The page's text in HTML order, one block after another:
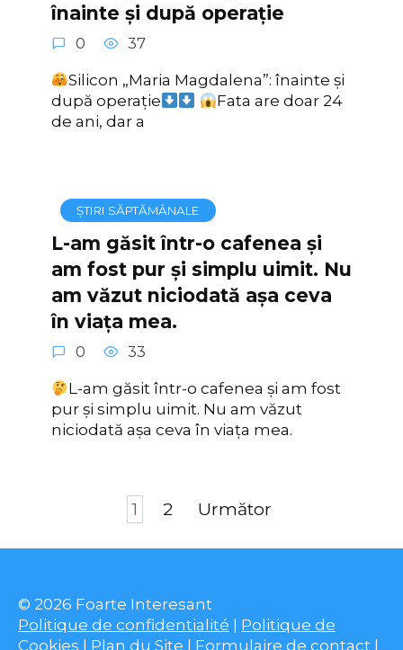
înainte și după operație
0 37
Silicon „Maria Magdalena”: înainte și
după operație
Fata are doar 24
de ani, dar a
ȘTIRI SĂPTĂMÂNALE
L-am găsit într-o cafenea și
am fost pur și simplu uimit. Nu
am văzut niciodată așa ceva
în viața mea.
0 33
L-am găsit într-o cafenea și am fost
pur și simplu uimit. Nu am văzut
niciodată așa ceva în viața mea.
1 2 Următor
© 2026 Foarte Interesant
Politique de confidentialité | Politique de
Cookies | Plan du Site | Formulaire de contact |